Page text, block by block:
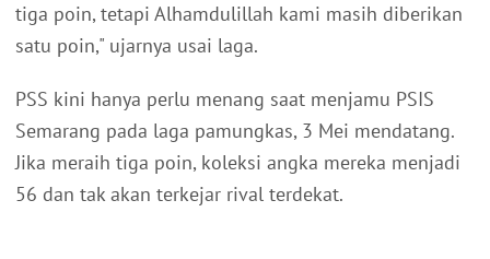
tiga poin, tetapi Alhamdulillah kami masih diberikan
satu poin," ujarnya usai laga.
PSS kini hanya perlu menang saat menjamu PSIS
Semarang pada laga pamungkas, 3 Mei mendatang.
Jika meraih tiga poin, koleksi angka mereka menjadi
56 dan tak akan terkejar rival terdekat.